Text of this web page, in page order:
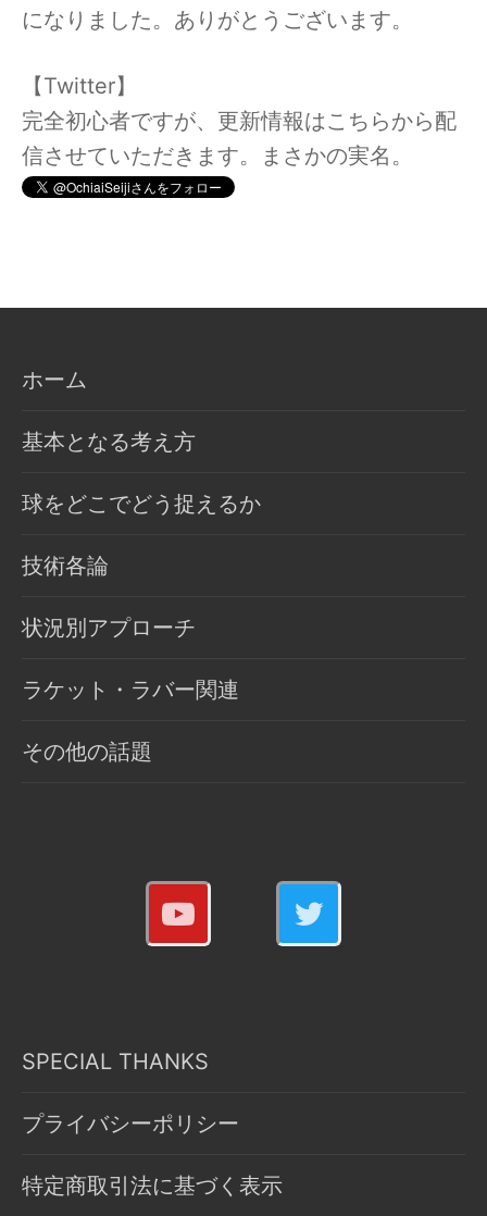
になりました。ありがとうございます。
【Twitter】
完全初心者ですが、更新情報はこちらから配
信させていただきます。まさかの実名。
ホーム
基本となる考え方
球をどこでどう捉えるか
技術各論
状況別アプローチ
ラケット・ラバー関連
その他の話題
SPECIAL THANKS
プライバシーポリシー
特定商取引法に基づく表示